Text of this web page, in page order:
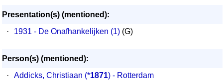
Presentation(s) (mentioned):
·
1931 - De Onafhankelijken (1) (G)
Person(s) (mentioned):
·
Addicks, Christiaan (*1871) - Rotterdam